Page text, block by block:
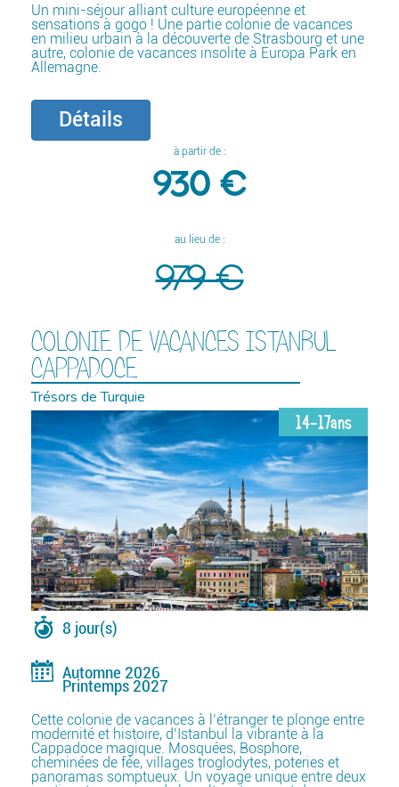
Un mini-séjour alliant culture européenne et
sensations à gogo ! Une partie colonie de vacances
en milieu urbain à la découverte de Strasbourg et une
autre, colonie de vacances insolite à Europa Park en
Allemagne.
Détails
à partir de :
930 €
au lieu de :
979 €
COLONIE DE VACANCES ISTANBUL
CAPPADOCE
Trésors de Turquie
14-17ans
8 jour(s)
Automne 2026
Printemps 2027
Cette colonie de vacances à l’étranger te plonge entre
modernité et histoire, d’Istanbul la vibrante à la
Cappadoce magique. Mosquées, Bosphore,
cheminées de fée, villages troglodytes, poteries et
panoramas somptueux. Un voyage unique entre deux